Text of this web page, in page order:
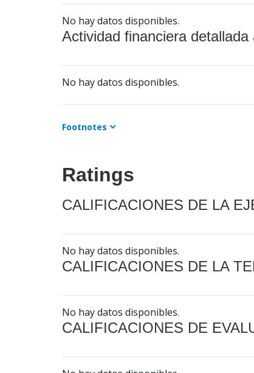
No hay datos disponibles.
Actividad financiera
No hay datos disponibles.
Footnotes
Ratings
CALIFICACIONES DE LA
No hay datos disponibles.
CALIFICACIONES DE LA
No hay datos disponibles.
CALIFICACIONES DE